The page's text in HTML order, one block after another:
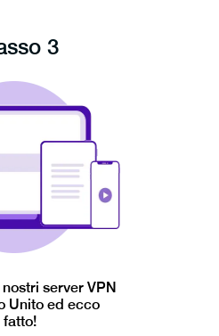
3
server VPN
Unito ed ecco
fatto!